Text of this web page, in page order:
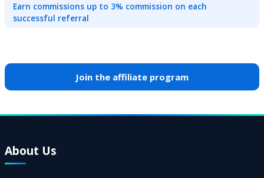
Earn commissions up to 3% commission on each
successful referral
Join the affiliate program
About Us